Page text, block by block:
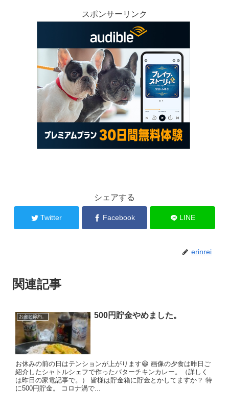
スポンサーリンク
シェアする
Twitter Facebook LINE
erinrei
関連記事
お金と節約。 500円貯金やめました。
お休みの前の日はテンションが上がります😀 画像の夕食は昨日ご
紹介したシャトルシェフで作ったバターチキンカレー。（詳しく
は昨日の家電記事で。） 皆様は貯金箱に貯金とかしてますか？ 特
に500円貯金。 コロナ渦で...